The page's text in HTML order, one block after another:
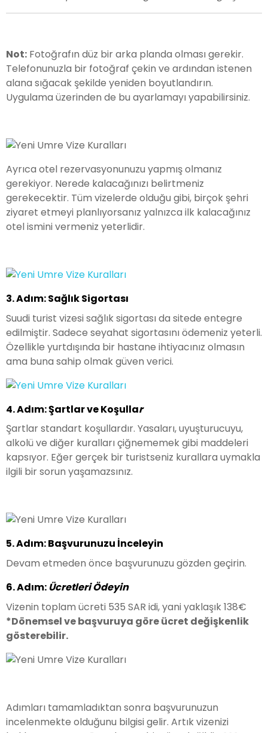
Not: Fotoğrafın düz bir arka planda olması gerekir.
Telefonunuzla bir fotoğraf çekin ve ardından istenen
alana sığacak şekilde yeniden boyutlandırın.
Uygulama üzerinden de bu ayarlamayı yapabilirsiniz.
Ayrıca otel rezervasyonunuzu yapmış olmanız
gerekiyor. Nerede kalacağınızı belirtmeniz
gerekecektir. Tüm vizelerde olduğu gibi, birçok şehri
ziyaret etmeyi planlıyorsanız yalnızca ilk kalacağınız
otel ismini vermeniz yeterlidir.
3. Adım: Sağlık Sigortası
Suudi turist vizesi sağlık sigortası da sitede entegre
edilmiştir. Sadece seyahat sigortasını ödemeniz yeterli.
Özellikle yurtdışında bir hastane ihtiyacınız olmasın
ama buna sahip olmak güven verici.
4. Adım: Şartlar ve Koşullar
Şartlar standart koşullardır. Yasaları, uyuşturucuyu,
alkolü ve diğer kuralları çiğnememek gibi maddeleri
kapsıyor. Eğer gerçek bir turistseniz kurallara uymakla
ilgili bir sorun yaşamazsınız.
5. Adım: Başvurunuzu İnceleyin
Devam etmeden önce başvurunuzu gözden geçirin.
6. Adım: Ücretleri Ödeyin
Vizenin toplam ücreti 535 SAR idi, yani yaklaşık 138€
*Dönemsel ve başvuruya göre ücret değişkenlik
gösterebilir.
Adımları tamamladıktan sonra başvurunuzun
incelenmekte olduğunu bilgisi gelir. Artık vizenizi